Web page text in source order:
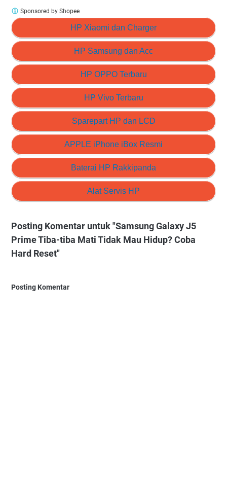
HP Xiaomi dan Charger
HP Samsung dan Acc
HP OPPO Terbaru
HP Vivo Terbaru
Sparepart HP dan LCD
APPLE iPhone iBox Resmi
Baterai HP Rakkipanda
Alat Servis HP
Sponsored by Shopee
Posting Komentar untuk "Samsung Galaxy J5
Prime Tiba-tiba Mati Tidak Mau Hidup? Coba
Hard Reset"
Posting Komentar